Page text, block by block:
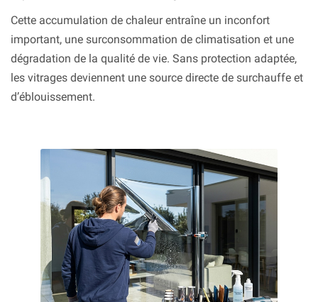
Cette accumulation de chaleur entraîne un inconfort
important, une surconsommation de climatisation et une
dégradation de la qualité de vie. Sans protection adaptée,
les vitrages deviennent une source directe de surchauffe et
d’éblouissement.